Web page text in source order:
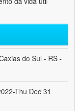
do Sul - RS -
Thu Dec 31